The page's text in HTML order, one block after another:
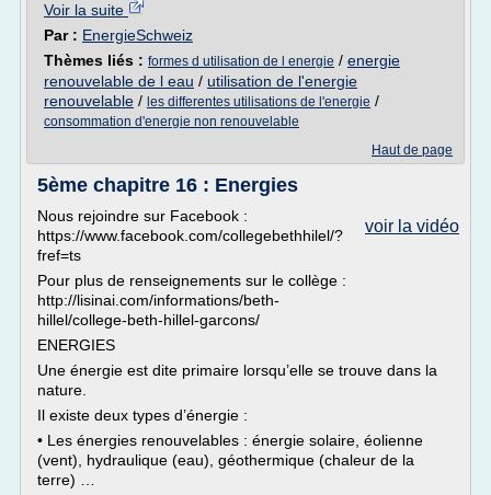
Voir la suite
Par : EnergieSchweiz
Thèmes liés : formes d utilisation de l energie / energie
renouvelable de l eau / utilisation de l'energie
renouvelable / les differentes utilisations de l'energie /
consommation d'energie non renouvelable
Haut de page
5ème chapitre 16 : Energies
voir la vidéo
Nous rejoindre sur Facebook :
https://www.facebook.com/collegebethhilel/?
fref=ts
Pour plus de renseignements sur le collège :
http://lisinai.com/informations/beth-
hillel/college-beth-hillel-garcons/
ENERGIES
Une énergie est dite primaire lorsqu’elle se trouve dans la
nature.
Il existe deux types d’énergie :
• Les énergies renouvelables : énergie solaire, éolienne
(vent), hydraulique (eau), géothermique (chaleur de la
terre) …